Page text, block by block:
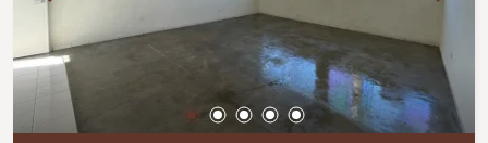
diferencial, existe a possibilidade de ampliação
da área da sala, conforme a necessidade do
locatário. Entre em contato para mais
informações e agende uma visita.